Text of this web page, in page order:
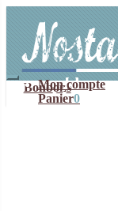
navigation
contenu
Mon compte
Panier0
Bonbons